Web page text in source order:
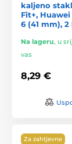
kaljeno
Fit+,
6 (41 mm),
Na lageru, u
vas
8,29 €
Za zahtjevne